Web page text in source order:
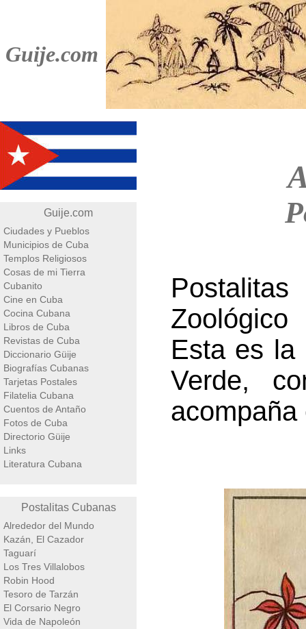
Guije.com
Guije.com
Ciudades y Pueblos
Municipios de Cuba
Templos Religiosos
Cosas de mi Tierra
Cubanito
Cine en Cuba
Cocina Cubana
Libros de Cuba
Revistas de Cuba
Diccionario Güije
Biografías Cubanas
Tarjetas Postales
Filatelia Cubana
Cuentos de Antaño
Fotos de Cuba
Directorio Güije
Links
Literatura Cubana
Postalitas Cubanas
Alrededor del Mundo
Kazán, El Cazador
Taguarí
Los Tres Villalobos
Robin Hood
Tesoro de Tarzán
El Corsario Negro
Vida de Napoleón
Esta es la
Verde,